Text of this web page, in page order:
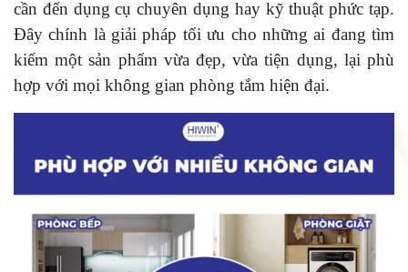
cần đến dụng cụ chuyên dụng hay kỹ thuật phức tạp.
Đây chính là giải pháp tối ưu cho những ai đang tìm
kiếm một sản phẩm vừa đẹp, vừa tiện dụng, lại phù
hợp với mọi không gian phòng tắm hiện đại.